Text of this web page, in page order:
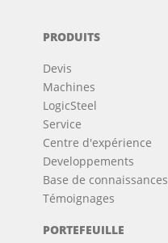
PRODUITS
Devis
Machines
LogicSteel
Service
Centre d'expérience
Developpements
Base de connaissances
Témoignages
PORTEFEUILLE